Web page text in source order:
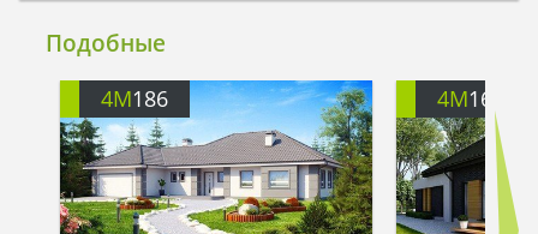
Подобные
4M186 4M166A